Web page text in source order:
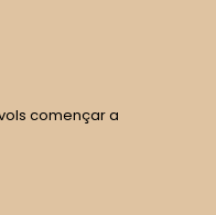
començar a